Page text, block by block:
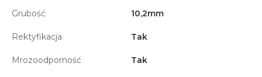
Grubość 10,2mm
Rektyfikacja Tak
Mrozoodporność Tak